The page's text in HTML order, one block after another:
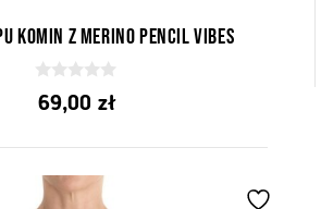
komin z Merino Pencil Vibes
0
z69,00 zł